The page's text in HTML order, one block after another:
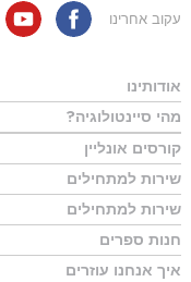
עקוב אחרינו
אודותינו
מהי סיינטולוגיה?
קורסים אונליין
שירות למתחילים
שירות למתחילים
חנות ספרים
איך אנחנו עוזרים